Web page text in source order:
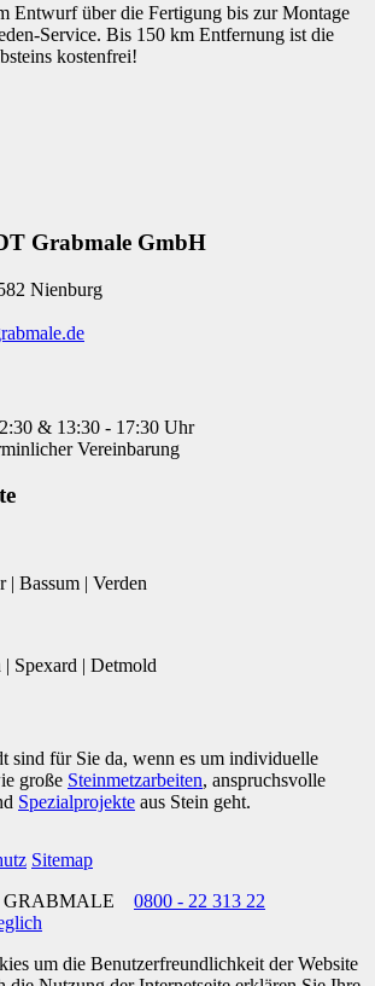
Entwurf über die Fertigung bis zur Montage
Service. Bis 150 km Entfernung ist die
kostenfrei!
Grabmale GmbH
Nienburg
& 13:30 - 17:30 Uhr
Vereinbarung
Bassum | Verden
Spexard | Detmold
sind für Sie da, wenn es um individuelle
große Steinmetzarbeiten, anspruchsvolle
Spezialprojekte aus Stein geht.
Sitemap
GRABMALE
0800 - 22 313 22
um die Benutzerfreundlichkeit der Website